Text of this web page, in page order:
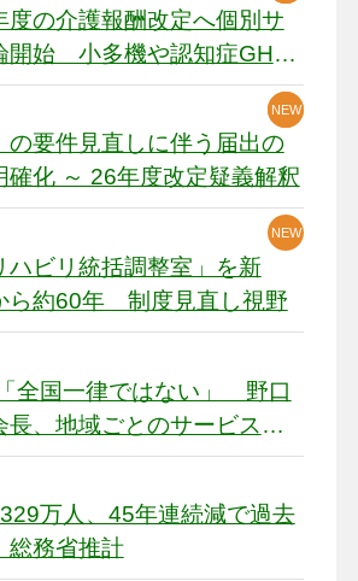
度の介護報酬改定へ個別サ
開始 小多機や認知症GH、
境に危機感
の要件見直しに伴う届出の
確化 ～ 26年度改定疑義解釈
NEW
NEW
ハビリ統括調整室」を新
約60年 制度見直し視野
NEW
全国一律ではない」 野口
長、地域ごとのサービス基
万人、45年連続減で過去
務省推計